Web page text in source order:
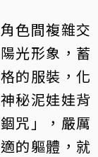
色間複雜交
光形象，蓄
的服裝，化
秘泥娃娃背
咒」，嚴厲
的軀體，就